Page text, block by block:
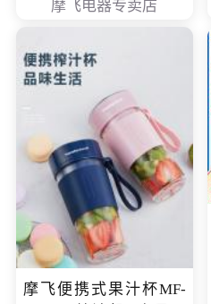
摩飞电器专卖店
摩飞便携式果汁杯MF-